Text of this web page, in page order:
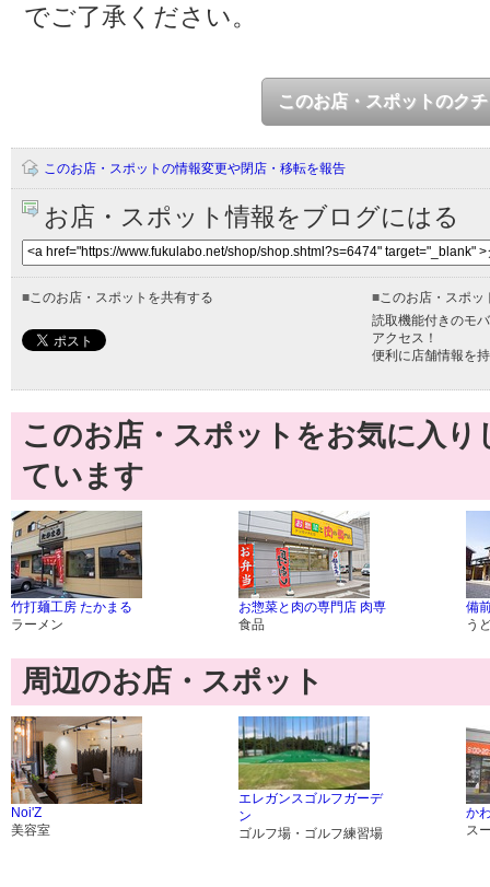
でご了承ください。
このお店・スポットのク
このお店・スポットの情報変更や閉店・移転を報告
お店・スポット情報をブログにはる
■ このお店・スポットを共有する ■ このお店・スポ
読取機能付きのモ
アクセス！
便利に店舗情報を
このお店・スポットをお気に入
ています
竹打麺工房 たかまる
ラーメン
お惣菜と肉の専門店 肉専
食品
備
う
周辺のお店・スポット
Noi'Z
美容室
エレガンスゴルフガーデ
ン
ゴルフ場・ゴルフ練習場
か
ス